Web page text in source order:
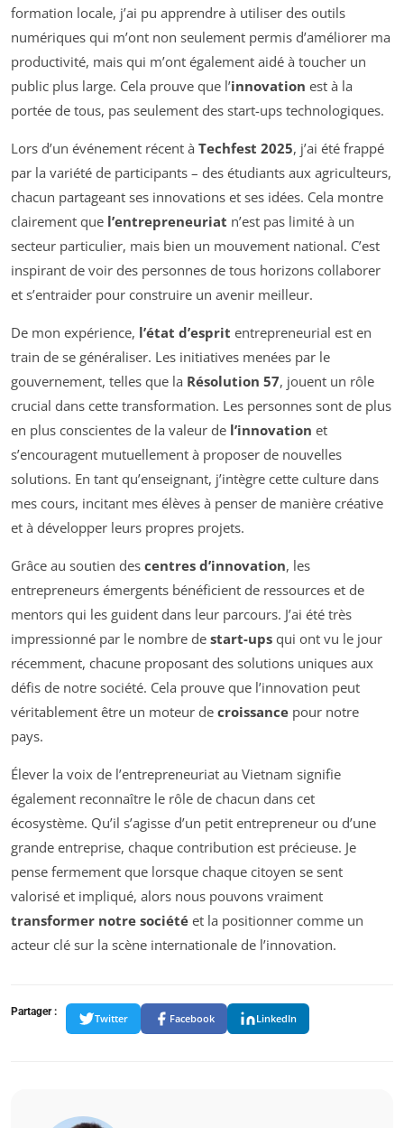
formation locale, j’ai pu apprendre à utiliser des outils
numériques qui m’ont non seulement permis d’améliorer ma
productivité, mais qui m’ont également aidé à toucher un
public plus large. Cela prouve que l’innovation est à la
portée de tous, pas seulement des start-ups technologiques.
Lors d’un événement récent à Techfest 2025, j’ai été frappé
par la variété de participants – des étudiants aux agriculteurs,
chacun partageant ses innovations et ses idées. Cela montre
clairement que l’entrepreneuriat n’est pas limité à un
secteur particulier, mais bien un mouvement national. C’est
inspirant de voir des personnes de tous horizons collaborer
et s’entraider pour construire un avenir meilleur.
De mon expérience, l’état d’esprit entrepreneurial est en
train de se généraliser. Les initiatives menées par le
gouvernement, telles que la Résolution 57, jouent un rôle
crucial dans cette transformation. Les personnes sont de plus
en plus conscientes de la valeur de l’innovation et
s’encouragent mutuellement à proposer de nouvelles
solutions. En tant qu’enseignant, j’intègre cette culture dans
mes cours, incitant mes élèves à penser de manière créative
et à développer leurs propres projets.
Grâce au soutien des centres d’innovation, les
entrepreneurs émergents bénéficient de ressources et de
mentors qui les guident dans leur parcours. J’ai été très
impressionné par le nombre de start-ups qui ont vu le jour
récemment, chacune proposant des solutions uniques aux
défis de notre société. Cela prouve que l’innovation peut
véritablement être un moteur de croissance pour notre
pays.
Élever la voix de l’entrepreneuriat au Vietnam signifie
également reconnaître le rôle de chacun dans cet
écosystème. Qu’il s’agisse d’un petit entrepreneur ou d’une
grande entreprise, chaque contribution est précieuse. Je
pense fermement que lorsque chaque citoyen se sent
valorisé et impliqué, alors nous pouvons vraiment
transformer notre société et la positionner comme un
acteur clé sur la scène internationale de l’innovation.
Partager :
Twitter Facebook LinkedIn